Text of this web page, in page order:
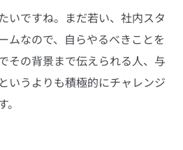
いですね。まだ若い、社内スタ
ムなので、自らやるべきことを
その背景まで伝えられる人、与
いうよりも積極的にチャレンジ